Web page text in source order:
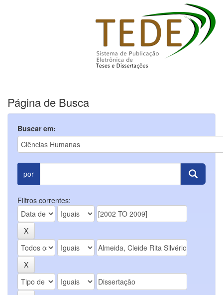
Página de Busca
Buscar em:
por
Filtros correntes: